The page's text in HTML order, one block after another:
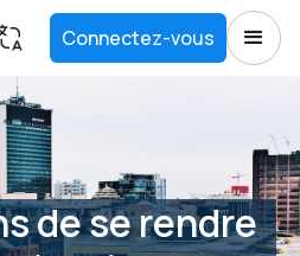
Connectez-vous
de se rendre